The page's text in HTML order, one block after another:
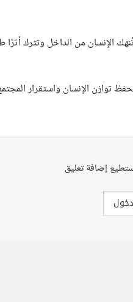
الإنسان من الداخل وتترك
توازن الإنسان واستقرار
إضافة تعليق
دخول